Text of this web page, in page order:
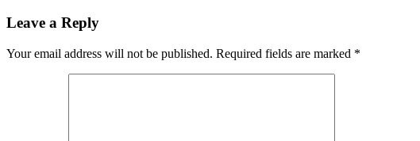
Leave a Reply
Your email address will not be published. Required fields are marked *